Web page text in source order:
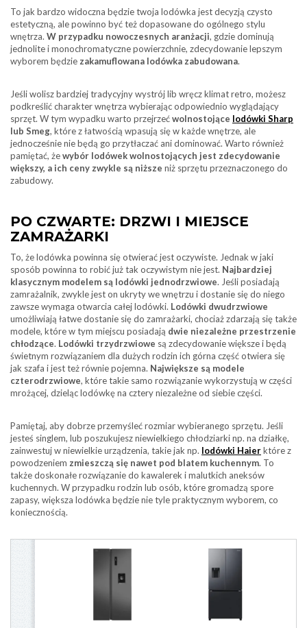
To jak bardzo widoczna będzie twoja lodówka jest decyzją czysto
estetyczną, ale powinno być też dopasowane do ogólnego stylu
wnętrza. W przypadku nowoczesnych aranżacji, gdzie dominują
jednolite i monochromatyczne powierzchnie, zdecydowanie lepszym
wyborem będzie zakamuflowana lodówka zabudowana.
Jeśli wolisz bardziej tradycyjny wystrój lib wręcz klimat retro, możesz
podkreślić charakter wnętrza wybierając odpowiednio wyglądający
sprzęt. W tym wypadku warto przejrzećwolnostojące lodówki Sharp
lub Smeg, które z łatwością wpasują się w każde wnętrze, ale
jednocześnie nie będą go przytłaczać ani dominować. Warto również
pamiętać, żewybór lodówek wolnostojących jest zdecydowanie
większy, a ich ceny zwykle są niższe niż sprzętu przeznaczonego do
zabudowy.
PO CZWARTE: DRZWI I MIEJSCE
ZAMRAŻARKI
To, że lodówka powinna się otwierać jest oczywiste. Jednak w jaki
sposób powinna to robić już tak oczywistym nie jest. Najbardziej
klasycznym modelem są lodówki jednodrzwiowe. Jeśli posiadają
zamrażalnik, zwykle jest on ukryty we wnętrzu i dostanie się do niego
zawsze wymaga otwarcia całej lodówki. Lodówki dwudrzwiowe
umożliwiają łatwe dostanie się do zamrażarki, chociaż zdarzają się także
modele, które w tym miejscu posiadają dwie niezależne przestrzenie
chłodzące. Lodówki trzydrzwiowe są zdecydowanie większe i będą
świetnym rozwiązaniem dla dużych rodzin ich górna część otwiera się
jak szafa i jest też równie pojemna. Największe są modele
czterodrzwiowe, które takie samo rozwiązanie wykorzystują w części
mrożącej, dzieląc lodówkę na cztery niezależne od siebie części.
Pamiętaj, aby dobrze przemyśleć rozmiar wybieranego sprzętu. Jeśli
jesteś singlem, lub poszukujesz niewielkiego chłodziarki np. na działkę,
zainwestuj w niewielkie urządzenia, takie jak np. lodówki Haierktóre z
powodzeniem zmieszczą się nawet pod blatem kuchennym. To
także doskonałe rozwiązanie do kawalerek i malutkich aneksów
kuchennych. W przypadku rodzin lub osób, które gromadzą spore
zapasy, większa lodówka będzie nie tyle praktycznym wyborem, co
koniecznością.